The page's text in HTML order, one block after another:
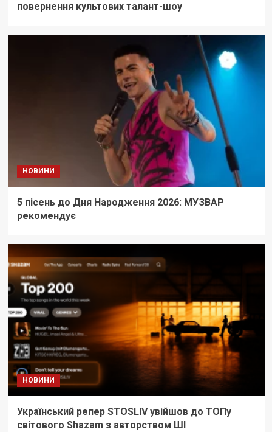
повернення культових талант-шоу
НОВИНИ
5 пісень до Дня Народження 2026: МУЗВАР
рекомендує
НОВИНИ
Український репер STOSLIV увійшов до ТОПу
світового Shazam з авторством ШІ